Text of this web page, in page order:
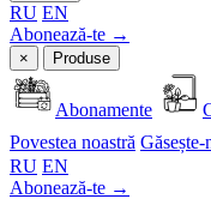
RU EN
Abonează-te →
× Produse
Abonamente
Povestea noastră Găsește-
RU EN
Abonează-te →